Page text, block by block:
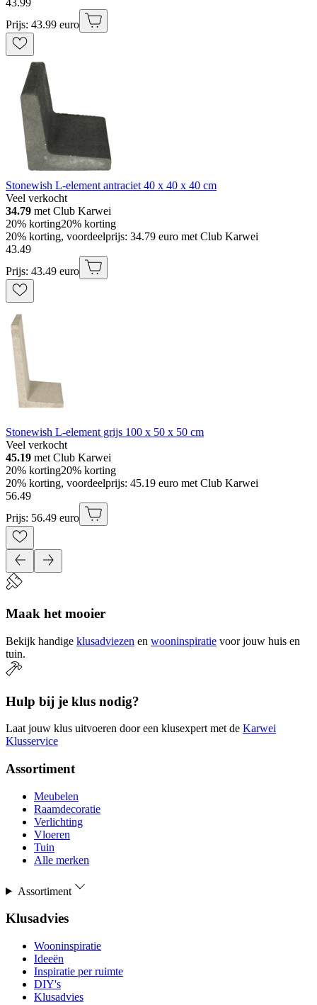
43.99
Prijs: 43.99 euro
Stonewish L-element antraciet 40 x 40 x 40 cm
Veel verkocht
34.79 met Club Karwei
20% korting20% korting
20% korting, voordeelprijs: 34.79 euro met Club Karwei
43.49
Prijs: 43.49 euro
Stonewish L-element grijs 100 x 50 x 50 cm
Veel verkocht
45.19 met Club Karwei
20% korting20% korting
20% korting, voordeelprijs: 45.19 euro met Club Karwei
56.49
Prijs: 56.49 euro
Maak het mooier
Bekijk handige klusadviezen en wooninspiratie voor jouw huis en
tuin.
Hulp bij je klus nodig?
Laat jouw klus uitvoeren door een klusexpert met de Karwei
Klusservice
Assortiment
Meubelen
Raamdecoratie
Verlichting
Vloeren
Tuin
Alle merken
Assortiment
Klusadvies
Wooninspiratie
Ideeën
Inspiratie per ruimte
DIY's
Klusadvies